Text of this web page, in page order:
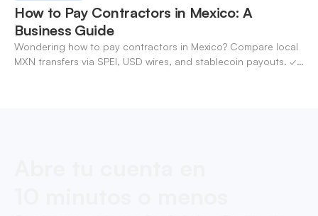
How to Pay Contractors in Mexico: A
Business Guide
Wondering how to pay contractors in Mexico? Compare local
MXN transfers via SPEI, USD wires, and stablecoin payouts. ✓